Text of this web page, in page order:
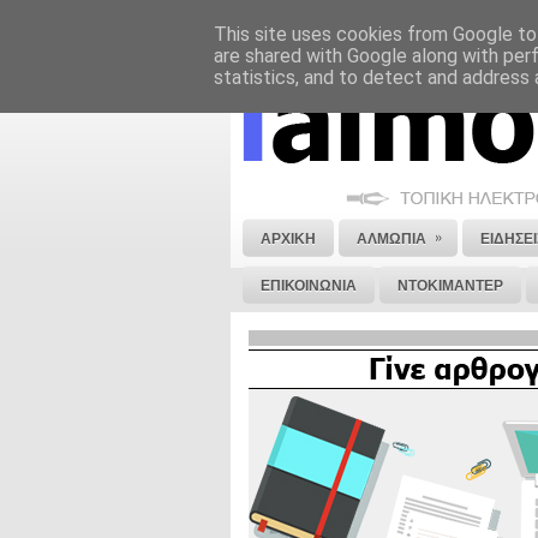
ΝΟΜΙΚΗ ΣΗΜΕΙΩΣΗ ΔΙΑΦΗΜΙΣΗ
ΑΡΧΙΚΗ ΑΛΜΩΠΙΑ »
ΕΠΙΚΟΙΝΩΝΙΑ ΝΤΟΚΙΜΑΝΤΕΡ
This site uses cookies from Google
are shared with Google along with
statistics, and to detect and address